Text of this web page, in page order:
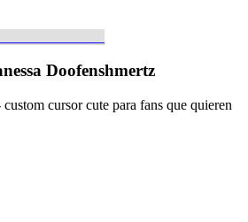
Doofenshmertz
cursor cute para fans que quieren